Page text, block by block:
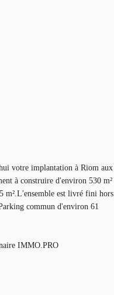
votre implantation à Riom aux
à construire d'environ 530 m²
m².L'ensemble est livré fini hors
commun d'environ 61
IMMO.PRO